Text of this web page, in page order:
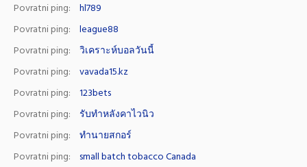
Povratni ping:
hl789
Povratni ping:
league88
Povratni ping:
วิเคราะห์บอลวันนี้
Povratni ping:
vavada15.kz
Povratni ping:
123bets
Povratni ping:
รับทำหลังคาไวนิว
Povratni ping:
ทำนายสกอร์
Povratni ping:
small batch tobacco Canada